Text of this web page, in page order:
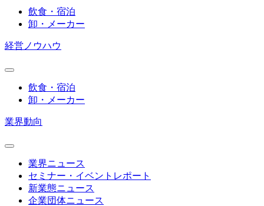
飲食・宿泊
卸・メーカー
経営ノウハウ
飲食・宿泊
卸・メーカー
業界動向
業界ニュース
セミナー・イベントレポート
新業態ニュース
企業団体ニュース